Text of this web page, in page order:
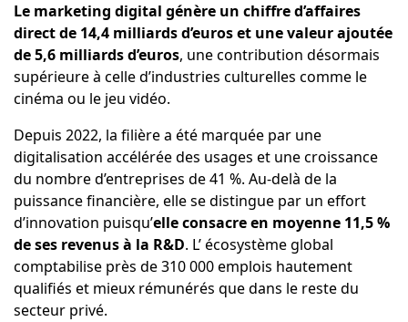
Le marketing digital génère un chiffre d’affaires
direct de 14,4 milliards d’euros et une valeur ajoutée
de 5,6 milliards d’euros, une contribution désormais
supérieure à celle d’industries culturelles comme le
cinéma ou le jeu vidéo.
Depuis 2022, la filière a été marquée par une
digitalisation accélérée des usages et une croissance
du nombre d’entreprises de 41 %. Au-delà de la
puissance financière, elle se distingue par un effort
d’innovation puisqu’elle consacre en moyenne 11,5 %
de ses revenus à la R&D. L’ écosystème global
comptabilise près de 310 000 emplois hautement
qualifiés et mieux rémunérés que dans le reste du
secteur privé.